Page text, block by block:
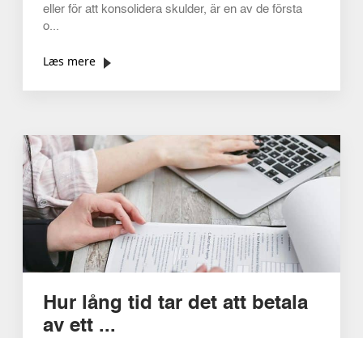
eller för att konsolidera skulder, är en av de första
o...
Læs mere
Hur lång tid tar det att betala
av ett ...